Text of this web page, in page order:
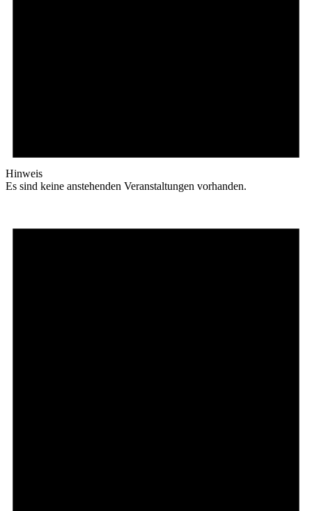
Hinweis
Es sind keine anstehenden Veranstaltungen vorhanden.